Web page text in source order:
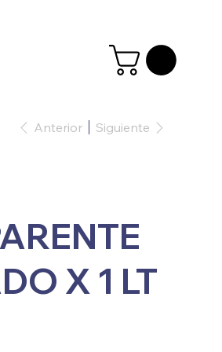
Anterior Siguiente
X 1 LT